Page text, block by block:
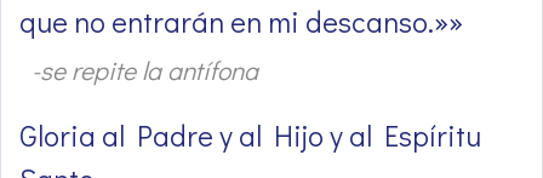
que no entrarán en mi descanso.»»
-se repite la antífona
Gloria al Padre y al Hijo y al Espíritu